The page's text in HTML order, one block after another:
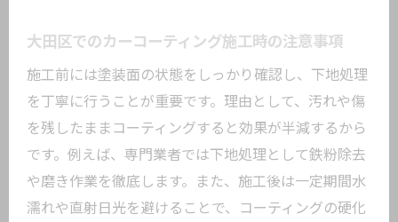
大田区でのカーコーティング施工時の注意事項
施工前には塗装面の状態をしっかり確認し、下地処理
を丁寧に行うことが重要です。理由として、汚れや傷
を残したままコーティングすると効果が半減するから
です。例えば、専門業者では下地処理として鉄粉除去
や磨き作業を徹底します。また、施工後は一定期間水
濡れや直射日光を避けることで、コーティングの硬化